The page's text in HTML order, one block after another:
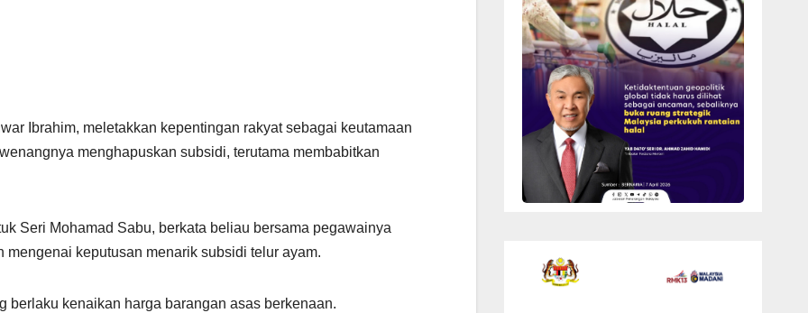
Ibrahim, meletakkan kepentingan rakyat sebagai keutamaan
menghapuskan subsidi, terutama membabitkan
Seri Mohamad Sabu, berkata beliau bersama pegawainya
keputusan menarik subsidi telur ayam.
berlaku kenaikan harga barangan asas berkenaan.